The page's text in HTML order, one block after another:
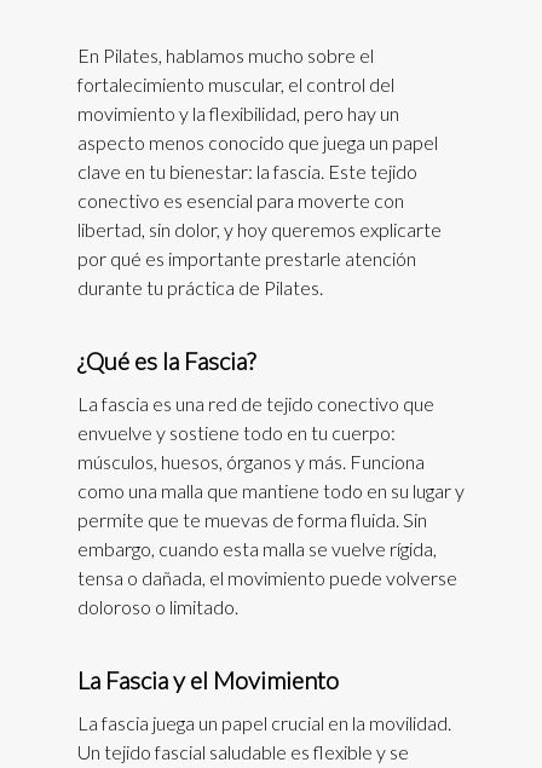
En Pilates, hablamos mucho sobre el
fortalecimiento muscular, el control del
movimiento y la flexibilidad, pero hay un
aspecto menos conocido que juega un papel
clave en tu bienestar: la fascia. Este tejido
conectivo es esencial para moverte con
libertad, sin dolor, y hoy queremos explicarte
por qué es importante prestarle atención
durante tu práctica de Pilates.
¿Qué es la Fascia?
La fascia es una red de tejido conectivo que
envuelve y sostiene todo en tu cuerpo:
músculos, huesos, órganos y más. Funciona
como una malla que mantiene todo en su lugar y
permite que te muevas de forma fluida. Sin
embargo, cuando esta malla se vuelve rígida,
tensa o dañada, el movimiento puede volverse
doloroso o limitado.
La Fascia y el Movimiento
La fascia juega un papel crucial en la movilidad.
Un tejido fascial saludable es flexible y se